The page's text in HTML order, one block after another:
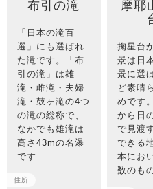
布引の滝
「日本の滝百
選」にも選ばれ
た滝です。「布
引の滝」は雄
滝・雌滝・夫婦
滝・鼓ヶ滝の4つ
の滝の総称で、
なかでも雄滝は
高さ43mの名瀑
です
住所
摩耶
掬星台
景は日
景に選
ど素晴
めです
から日
で見渡
できる
本にお
数のも